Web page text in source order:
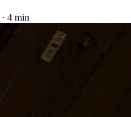
· 4 min